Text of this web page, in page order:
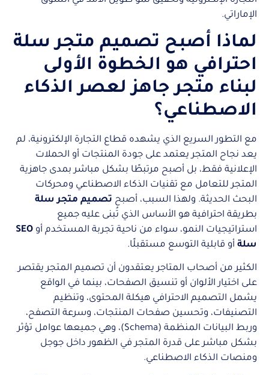
الإماراتي.
لماذا أصبح تصميم متجر سلة
احترافي هو الخطوة الأولى
لبناء متجر جاهز لعصر الذكاء
الاصطناعي؟
مع التطور السريع الذي يشهده قطاع التجارة الإلكترونية، لم
يعد نجاح المتجر يعتمد على جودة المنتجات أو الحملات
الإعلانية فقط، بل أصبح مرتبطًا بشكل مباشر بمدى جاهزية
المتجر للتعامل مع تقنيات الذكاء الاصطناعي ومحركات
البحث الحديثة. ولهذا السبب، أصبح تصميم متجر سلة
بطريقة احترافية هو الأساس الذي تُبنى عليه جميع
استراتيجيات النمو، سواء من ناحية تجربة المستخدم أو SEO
سلة أو قابلية التوسع مستقبلًا.
الكثير من أصحاب المتاجر يعتقدون أن تصميم المتجر يقتصر
على اختيار الألوان أو تنسيق الصفحات، بينما في الواقع
يشمل التصميم الاحترافي هيكلة المحتوى، وتنظيم
التصنيفات، وتحسين صفحات المنتجات، وسرعة التصفح،
وربط البيانات المنظمة (Schema)، وهي جميعها عوامل تؤثر
بشكل مباشر على قدرة المتجر في الظهور داخل جوجل
ومنصات الذكاء الاصطناعي.